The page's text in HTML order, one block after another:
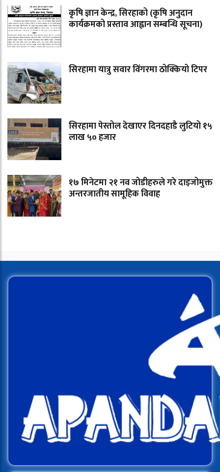
कृषि ज्ञान केन्द्र, सिरहाको (कृषि अनुदान
कार्यक्रमको प्रस्ताव आह्वान सम्बन्धि सूचना)
सिरहामा यात्रु सवार विंगरमा ठोक्कियो टिपर
सिरहामा पेस्तोल देखाएर दिनदहाडै लुटियो १५
लाख ५० हजार
१७ मिनेटमा २१ नव जोडीहरुले गरे दाइजोमुक्त
अन्तरजातीय सामूहिक विवाह